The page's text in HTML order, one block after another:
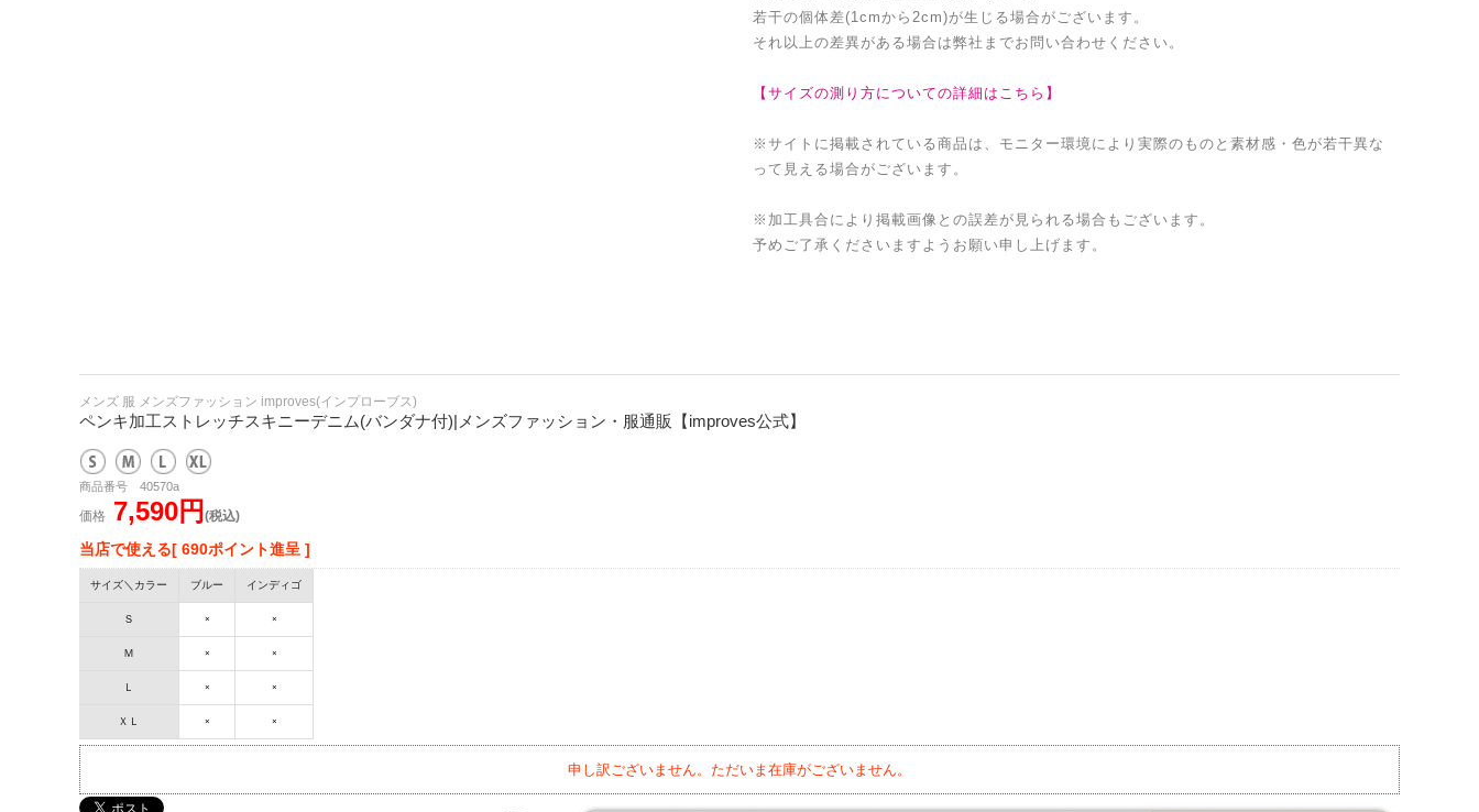
若干の個体差(1cmから2cm)が生じる場合がございます。
それ以上の差異がある場合は弊社までお問い合わせください。
【サイズの測り方についての詳細はこちら】
※サイトに掲載されている商品は、モニター環境により実際のものと素材感・色が若干異な
って見える場合がございます。
※加工具合により掲載画像との誤差が見られる場合もございます。
予めご了承くださいますようお願い申し上げます。
メンズ 服 メンズファッション improves(インプローブス)
ペンキ加工ストレッチスキニーデニム(バンダナ付)|メンズファッション・服通販【improves公式】
商品番号 40570a
価格 7,590円 (税込)
当店で使える[ 690ポイント進呈 ]
サイズ＼カラー ブルー インディゴ
Ｓ × ×
Ｍ × ×
Ｌ × ×
ＸＬ × ×
申し訳ございません。ただいま在庫がございません。